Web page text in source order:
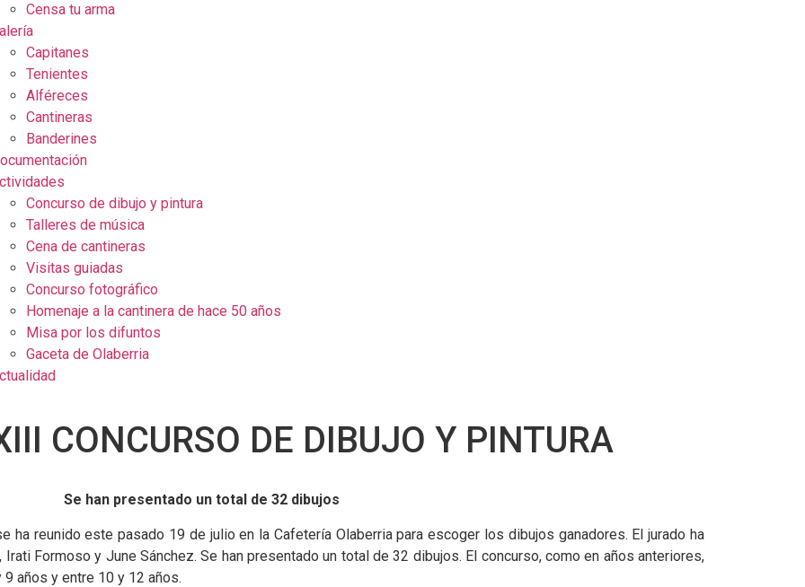
Censa tu arma
Capitanes
Tenientes
Alféreces
Cantineras
Banderines
Concurso de dibujo y pintura
Talleres de música
Cena de cantineras
Visitas guiadas
Concurso fotográfico
Homenaje a la cantinera de hace 50 años
Misa por los difuntos
Gaceta de Olaberria
CONCURSO DE DIBUJO Y PINTURA
Se han presentado un total de 32 dibujos
ha reunido este pasado 19 de julio en la Cafetería Olaberria para escoger los dibujos ganadores. El jurado ha
Formoso y June Sánchez. Se han presentado un total de 32 dibujos. El concurso, como en años anteriores,
años y entre 10 y 12 años.